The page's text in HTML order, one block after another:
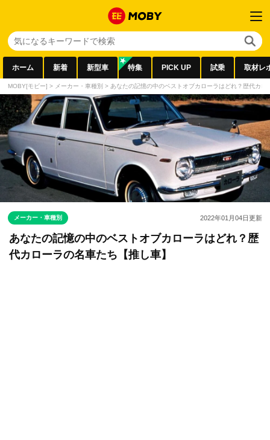
ホーム 新着 新型車 特集 PICK UP 試乗 取材レ
MOBY[モビー] > メーカー・車種別 > あなたの記憶の中のベストオブカローラはどれ？歴代カロ
メーカー・車種別 2022年01月04日更新
あなたの記憶の中のベストオブカローラはどれ？歴
代カローラの名車たち【推し車】